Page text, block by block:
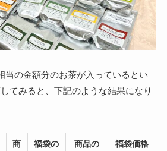
当の金額分のお茶が入っているとい
てみると、下記のような結果になり
商
福袋の
商品の
福袋価格